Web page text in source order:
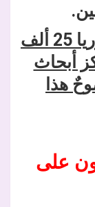
من المعيب أن يكون في سوريا 25 ألف
أبحاث
هذا
على